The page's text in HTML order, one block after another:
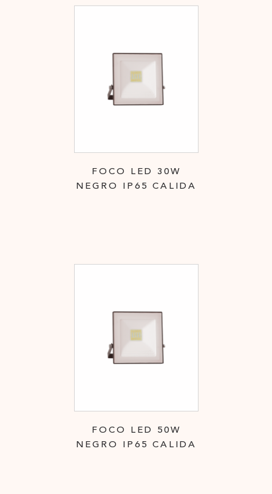
FOCO LED 30W
NEGRO IP65 CALIDA
FOCO LED 50W
NEGRO IP65 CALIDA